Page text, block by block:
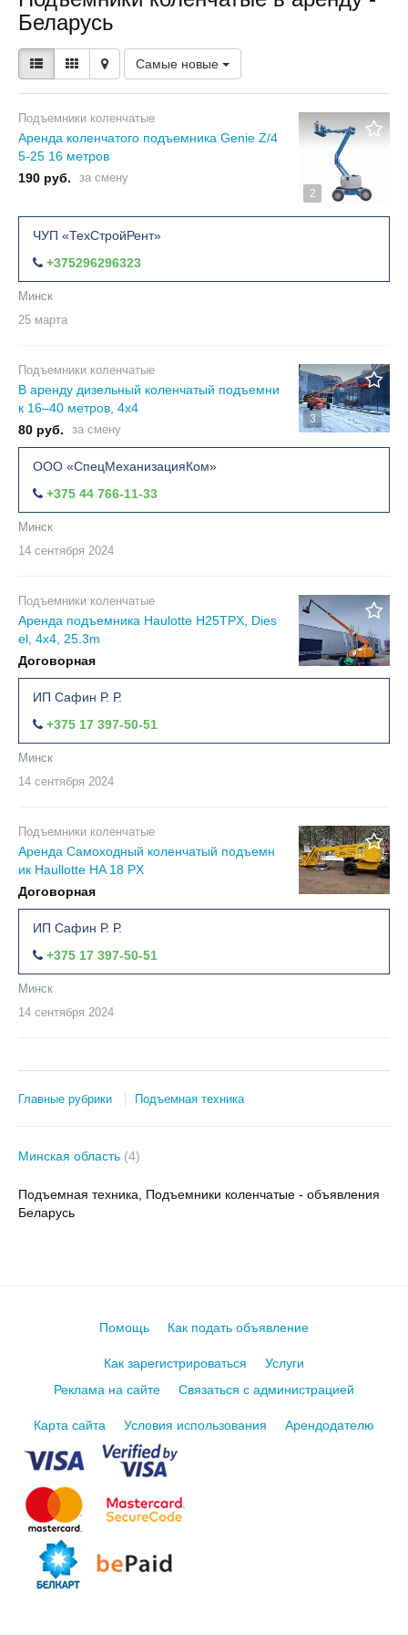
Беларусь
Самые новые
2
Подъемники коленчатые
Аренда коленчатого подъемника Genie Z/4
5-25 16 метров
190 руб.
за смену
ЧУП «ТехСтройРент»
+375296296323
Минск
25 марта
3
Подъемники коленчатые
В аренду дизельный коленчатый подъемни
к 16–40 метров, 4х4
80 руб.
за смену
ООО «СпецМеханизацияКом»
+375 44 766-11-33
Минск
14 сентября 2024
Подъемники коленчатые
Аренда подъемника Haulotte H25TPX, Dies
el, 4x4, 25.3m
Договорная
ИП Сафин Р. Р.
+375 17 397-50-51
Минск
14 сентября 2024
Подъемники коленчатые
Аренда Самоходный коленчатый подъемн
ик Haullotte HA 18 PX
Договорная
ИП Сафин Р. Р.
+375 17 397-50-51
Минск
14 сентября 2024
Главные рубрики Подъемная техника
Минская область (4)
Подъемная техника, Подъемники коленчатые - объявления
Беларусь
Помощь Как подать объявление
Как зарегистрироваться
Услуги
Реклама на сайте
Связаться с администрацией
Карта сайта Условия использования Арендодателю